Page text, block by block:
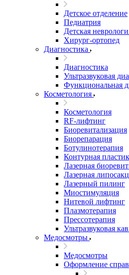
Детское отделение
Педиатрия
Детская
Хирург-ортопед
Диагностика
Диагностика
Ультразвуковая
Функциональная
Косметология
Косметология
RF-лифтинг
Биоревитализация
Биорепарация
Ботулинотерапия
Контурная
Лазерная
Лазерная
Лазерный пилинг
Миостимуляция
Нитевой лифтинг
Плазмотерапия
Прессотерапия
Ультразвуковая
Медосмотры
Медосмотры
Оформление